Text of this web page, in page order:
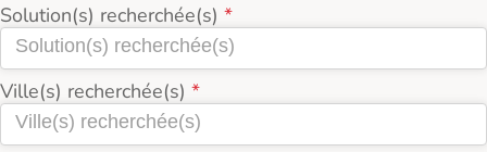
Solution(s) recherchée(s)
Ville(s) recherchée(s)